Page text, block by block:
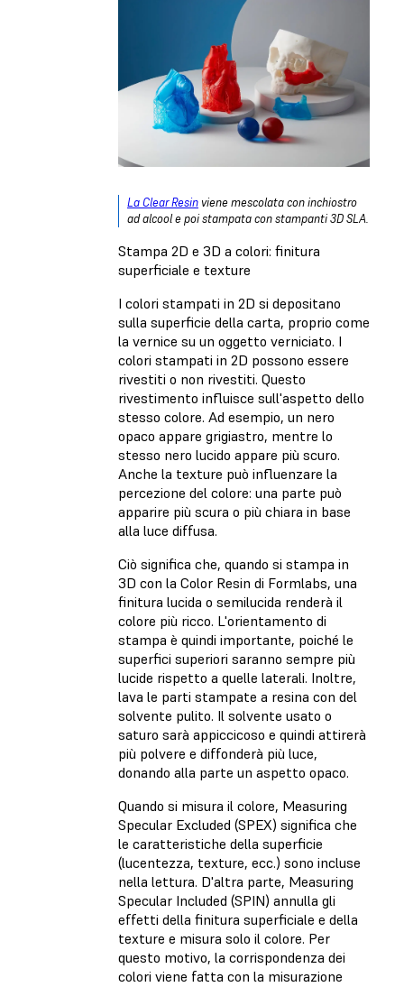
La Clear Resin viene mescolata con inchiostro
ad alcool e poi stampata con stampanti 3D SLA.
Stampa 2D e 3D a colori: finitura
superficiale e texture
I colori stampati in 2D si depositano
sulla superficie della carta, proprio come
la vernice su un oggetto verniciato. I
colori stampati in 2D possono essere
rivestiti o non rivestiti. Questo
rivestimento influisce sull'aspetto dello
stesso colore. Ad esempio, un nero
opaco appare grigiastro, mentre lo
stesso nero lucido appare più scuro.
Anche la texture può influenzare la
percezione del colore: una parte può
apparire più scura o più chiara in base
alla luce diffusa.
Ciò significa che, quando si stampa in
3D con la Color Resin di Formlabs, una
finitura lucida o semilucida renderà il
colore più ricco. L'orientamento di
stampa è quindi importante, poiché le
superfici superiori saranno sempre più
lucide rispetto a quelle laterali. Inoltre,
lava le parti stampate a resina con del
solvente pulito. Il solvente usato o
saturo sarà appiccicoso e quindi attirerà
più polvere e diffonderà più luce,
donando alla parte un aspetto opaco.
Quando si misura il colore, Measuring
Specular Excluded (SPEX) significa che
le caratteristiche della superficie
(lucentezza, texture, ecc.) sono incluse
nella lettura. D'altra parte, Measuring
Specular Included (SPIN) annulla gli
effetti della finitura superficiale e della
texture e misura solo il colore. Per
questo motivo, la corrispondenza dei
colori viene fatta con la misurazione